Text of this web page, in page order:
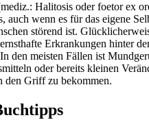
Halitosis oder foetor ex
auch wenn es für das eigene
störend ist.
Erkrankungen hinter
den meisten Fällen ist
oder bereits kleinen
den Griff zu bekommen.